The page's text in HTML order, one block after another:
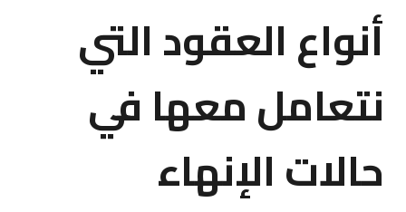
أنواع العقود التي
نتعامل معها في
حالات الإنهاء